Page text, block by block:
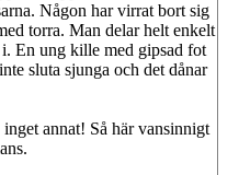
Någon har virrat bort sig
torra. Man delar helt enkelt
En ung kille med gipsad fot
sluta sjunga och det dånar
annat! Så här vansinnigt